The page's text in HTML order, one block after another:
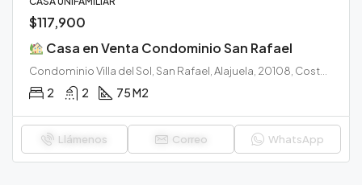
$117,900
Casa en Venta Condominio San Rafael
2 2 75 M2
Llámenos Correo WhatsApp